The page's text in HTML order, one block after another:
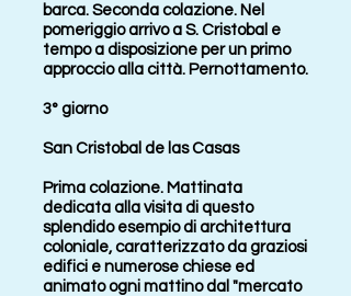
barca. Seconda colazione. Nel
pomeriggio arrivo a S. Cristobal e
tempo a disposizione per un primo
approccio alla città. Pernottamento.
3° giorno
San Cristobal de las Casas
Prima colazione. Mattinata
dedicata alla visita di questo
splendido esempio di architettura
coloniale, caratterizzato da graziosi
edifici e numerose chiese ed
animato ogni mattino dal "mercato